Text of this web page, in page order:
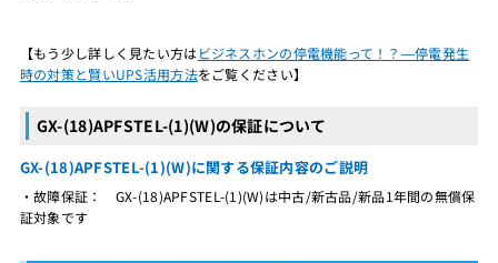
【もう少し詳しく見たい方はビジネスホンの停電機能って！？―停電発生
時の対策と賢いUPS活用方法をご覧ください】
GX-(18)APFSTEL-(1)(W)の保証について
GX-(18)APFSTEL-(1)(W)に関する保証内容のご説明
・故障保証： GX-(18)APFSTEL-(1)(W)は中古/新古品/新品1年間の無償保
証対象です